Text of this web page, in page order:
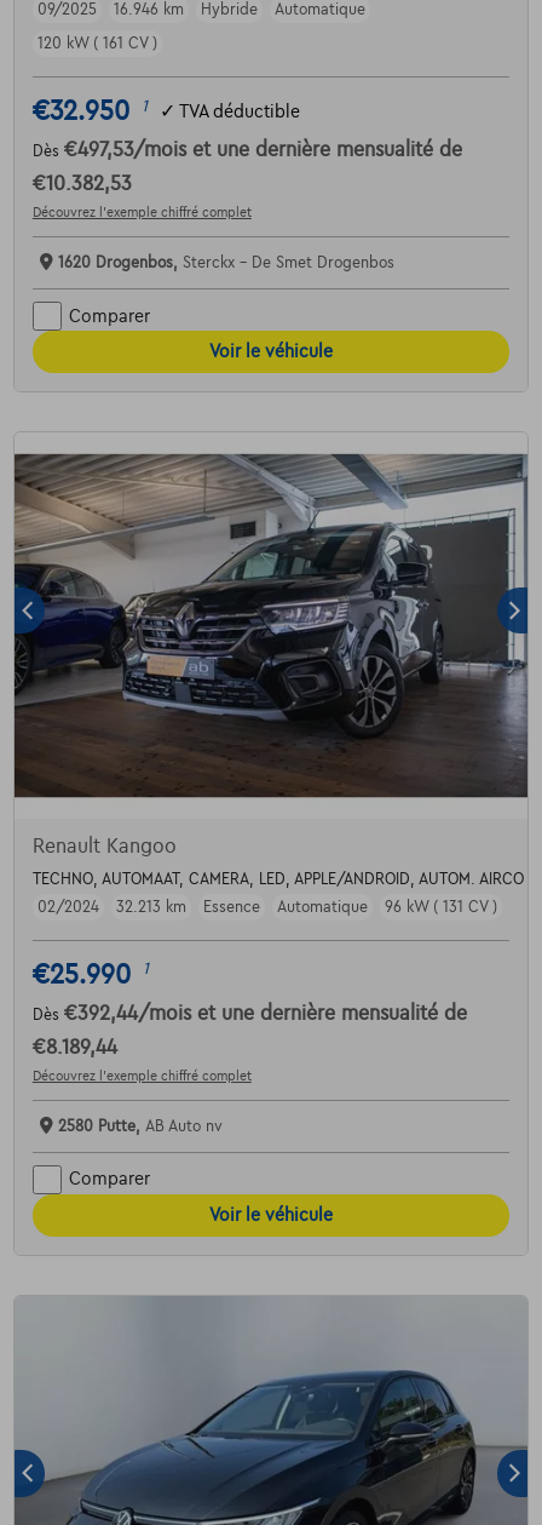
09/2025
16.946 km Hybride
Automatique
120 kW ( 161 CV )
€32.950 1 ✓ TVA déductible
Dès €497,53/mois et une dernière mensualité de
€10.382,53
Découvrez l’exemple chiffré complet
1620 Drogenbos, Sterckx - De Smet Drogenbos
Comparer
Voir le véhicule
Renault Kangoo
TECHNO, AUTOMAAT, CAMERA, LED, APPLE/ANDROID, AUTOM. AIRCO
02/2024
32.213 km Essence Automatique 96 kW ( 131 CV )
€25.990 1
Dès €392,44/mois et une dernière mensualité de
€8.189,44
Découvrez l’exemple chiffré complet
2580 Putte, AB Auto nv
Comparer
Voir le véhicule